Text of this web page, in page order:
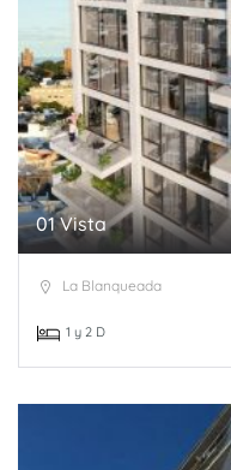
01 Vista
La Blanqueada
1 y 2 D